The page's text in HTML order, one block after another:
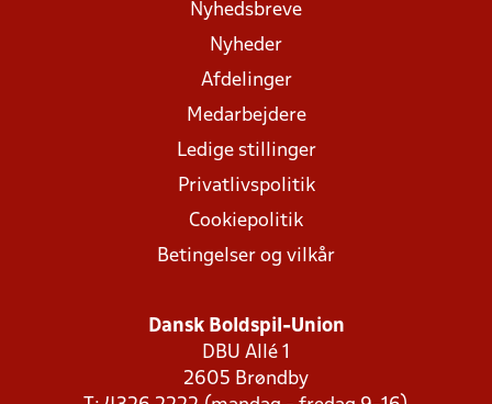
Nyhedsbreve
Nyheder
Afdelinger
Medarbejdere
Ledige stillinger
Privatlivspolitik
Cookiepolitik
Betingelser og vilkår
Dansk Boldspil-Union
DBU Allé 1
2605 Brøndby